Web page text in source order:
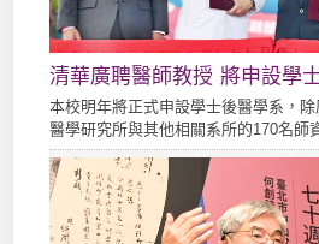
清華廣聘醫師教授 將申設學
本校明年將正式申設學士後醫學系，
醫學研究所與其他相關系所的170名